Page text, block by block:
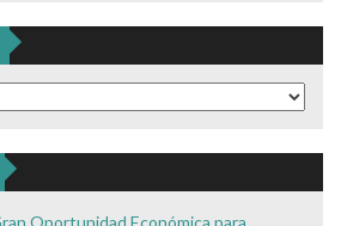
Oportunidad Económica para